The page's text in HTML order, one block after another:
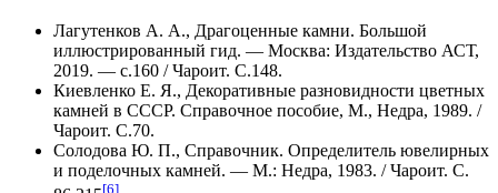
Лагутенков А. А., Драгоценные камни. Большой
иллюстрированный гид. — Москва: Издательство АСТ,
2019. — с.160 / Чароит. С.148.
Киевленко Е. Я., Декоративные разновидности цветных
камней в СССР. Справочное пособие, М., Недра, 1989. /
Чароит. С.70.
Солодова Ю. П., Справочник. Определитель ювелирных
и поделочных камней. — М.: Недра, 1983. / Чароит. С.
[6]